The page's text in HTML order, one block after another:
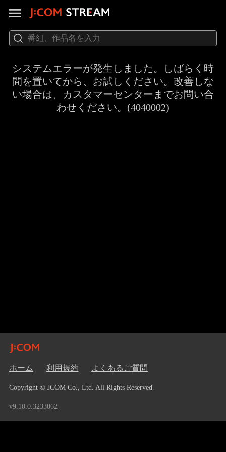
システムエラーが発生しました。しばらく時
間を置いてから、お試しください。改善しな
い場合は、カスタマーセンターまでお問い合
わせください。(4040002)
ホーム 利用規約 よくあるご質問
Copyright © JCOM Co., Ltd. All Rights Reserved.
v9.10.0.3233062